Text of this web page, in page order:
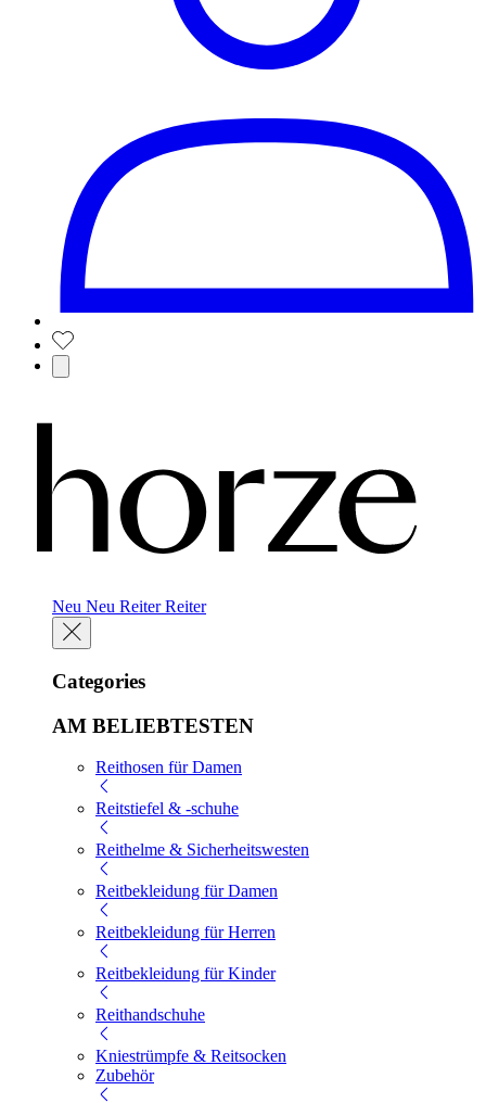
Neu Neu Reiter Reiter
Categories
AM BELIEBTESTEN
Reithosen für Damen
Reitstiefel & -schuhe
Reithelme & Sicherheitswesten
Reitbekleidung für Damen
Reitbekleidung für Herren
Reitbekleidung für Kinder
Reithandschuhe
Kniestrümpfe & Reitsocken
Zubehör